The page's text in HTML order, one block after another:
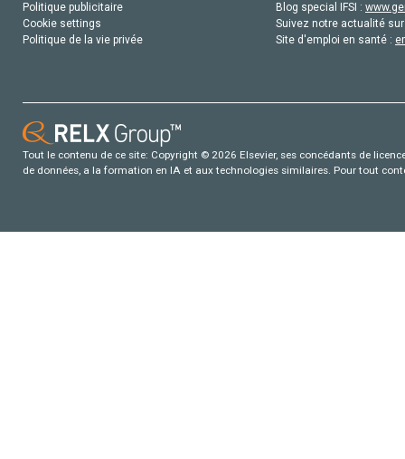
Politique publicitaire
Cookie settings
Politique de la vie privée
Blog special IFSI :
Suivez notre actualité
Site d'emploi en santé :
Tout le contenu de ce site: Copyright © 2026 Elsevier, ses concédants de
de données, a la formation en IA et aux technologies similaires. Pour tout